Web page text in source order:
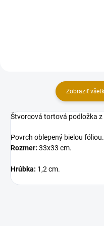
Zobraziť
Štvorcová tortová podložka
Povrch oblepený bielou fóliou.
Rozmer: 33x33 cm.
Hrúbka: 1,2 cm.